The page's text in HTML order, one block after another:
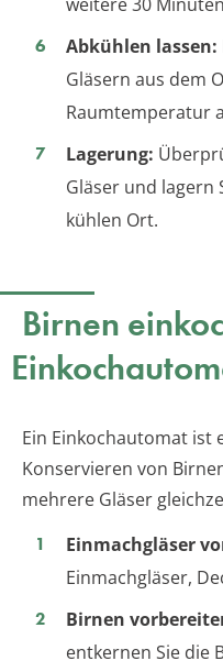
weitere 30
Abkühlen lassen:
Gläsern aus dem
Raumtemperatur
Lagerung:
Gläser und lagern
kühlen Ort.
Birnen
Ein Einkochautomat ist
Konservieren von
mehrere Gläser
Einmachgläser
Einmachgläser,
Birnen
entkernen Sie die